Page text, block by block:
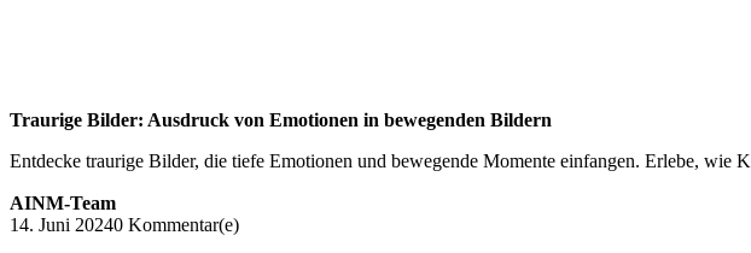
Traurige Bilder: Ausdruck von Emotionen in bewegenden Bildern
Entdecke traurige Bilder, die tiefe Emotionen und bewegende Momente einfangen. Erlebe, wie
AINM-Team
14. Juni 20240 Kommentar(e)